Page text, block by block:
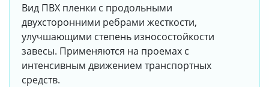
Вид ПВХ пленки с продольными
двухсторонними ребрами жесткости,
улучшающими степень износостойкости
завесы. Применяются на проемах с
интенсивным движением транспортных
средств.